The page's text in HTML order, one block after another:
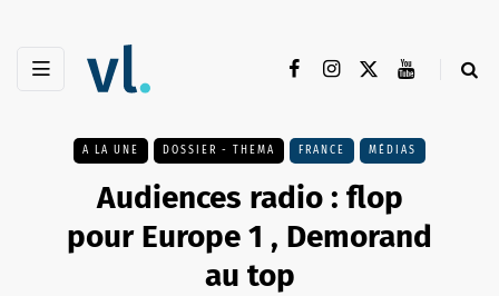
A LA UNE DOSSIER - THEMA FRANCE MÉDIAS
Audiences radio : flop
pour Europe 1 , Demorand
au top